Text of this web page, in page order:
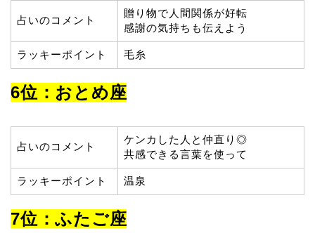
占いのコメント
贈り物で人間関係が好転
感謝の気持ちも伝えよう
ラッキーポイント 毛糸
6位：おとめ座
占いのコメント
ケンカした人と仲直り◎
共感できる言葉を使って
ラッキーポイント 温泉
7位：ふたご座